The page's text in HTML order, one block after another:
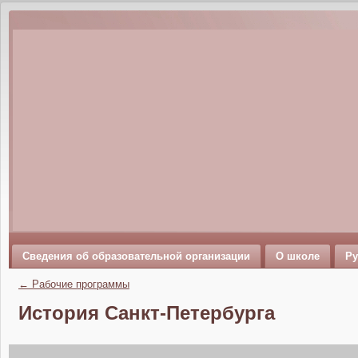
Сведения об образовательной организации О школе
← Рабочие программы
История Санкт-Петербурга